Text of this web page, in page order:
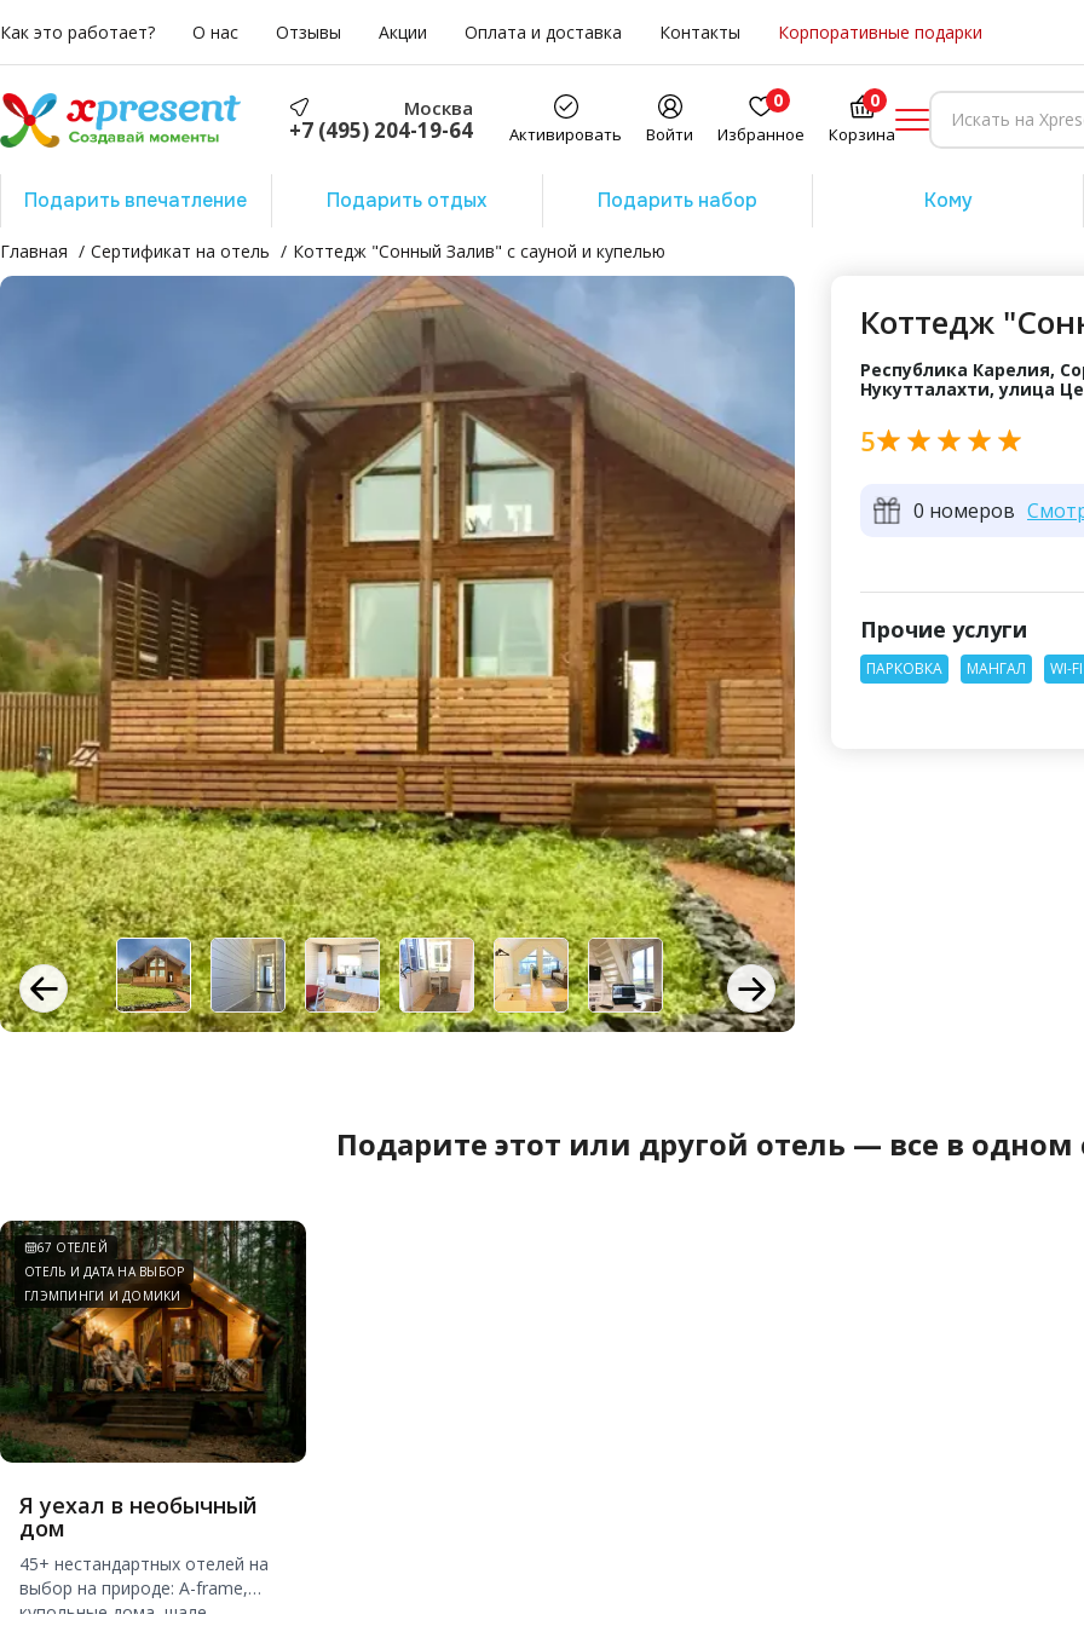
Как это работает? О нас Отзывы Акции Оплата и доставка Контакты Корпоративные подарки
Москва
+7 (495) 204-19-64 Активировать Войти
0
Избранное
0
Корзина
Подарить впечатление Подарить отдых Подарить набор Кому
Главная Сертификат на отель Коттедж "Сонный Залив" с сауной и купелью
Коттедж
Республика Карелия,
Нукутталахти, улица
5
0 номеров
Прочие услуги
ПАРКОВКА МАНГАЛ WI-FI
Подарите этот или другой отель — все в одном
67 ОТЕЛЕЙ
ОТЕЛЬ И ДАТА НА ВЫБОР
ГЛЭМПИНГИ И ДОМИКИ
Я уехал в необычный
дом
45+ нестандартных отелей на
выбор на природе: A-frame,
купольные дома, шале,